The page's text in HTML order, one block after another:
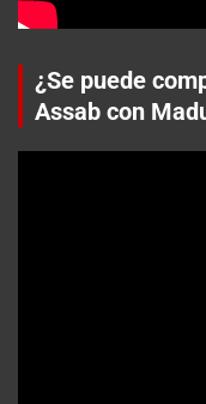
¿Se puede
Assab con